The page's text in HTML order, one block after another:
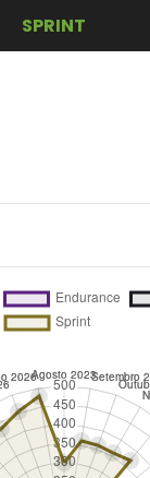
SPRINT